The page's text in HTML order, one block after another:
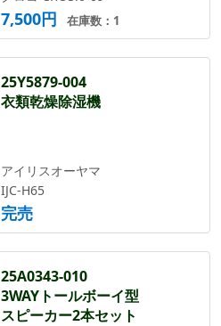
7,500円 在庫数：1
25Y5879-004
衣類乾燥除湿機
アイリスオーヤマ
IJC-H65
完売
25A0343-010
3WAYトールボーイ型
スピーカー2本セット